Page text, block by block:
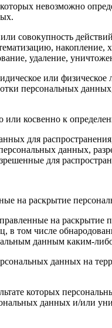
невозможно
совокупность
удаление,
или
персональных
косвенно к
для
данных,
для
на раскрытие
на
в том числе
данным каким-
данных на
которых
данных и/или